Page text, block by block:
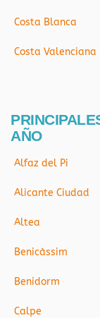
Costa Blanca
Costa Valenciana
AÑO
Alfaz del Pi
Alicante Ciudad
Altea
Benicàssim
Benidorm
Calpe